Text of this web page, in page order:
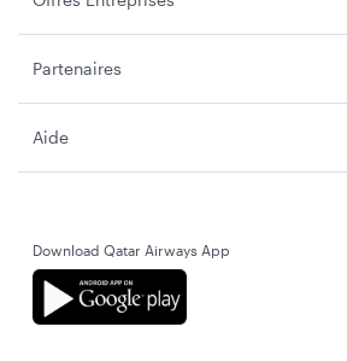
Partenaires
Aide
Download Qatar Airways App